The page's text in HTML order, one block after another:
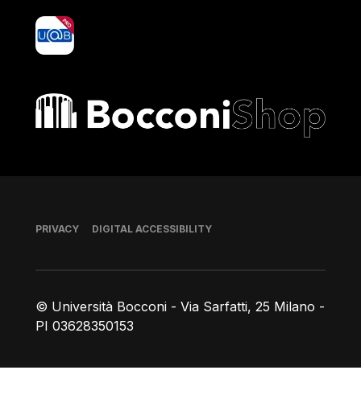
yoU@B
Bocconi shop
© Università Bocconi - Via Sarfatti, 25 Milano -
PI 03628350153
Footer
PRIVACY DIGITAL ACCESSIBILITY